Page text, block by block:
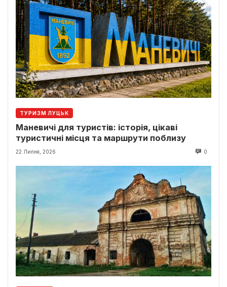
ТУРИЗМ ЛУЦЬК
Маневичі для туристів: історія, цікаві
туристичні місця та маршрути поблизу
22 Липня, 2026 0